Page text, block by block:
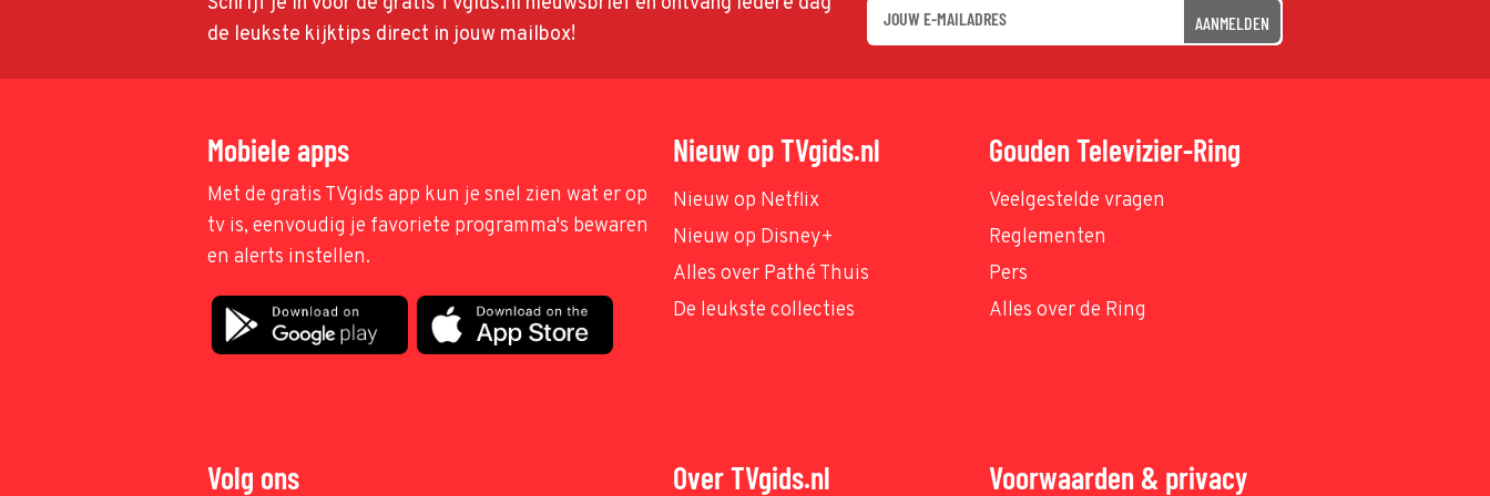
de leukste kijktips direct in jouw mailbox!
AANMELDEN
Mobiele apps
Met de gratis TVgids app kun je snel zien wat er op
tv is, eenvoudig je favoriete programma's bewaren
en alerts instellen.
Nieuw op TVgids.nl
Nieuw op Netflix
Nieuw op Disney+
Alles over Pathé Thuis
De leukste collecties
Gouden Televizier-Ring
Veelgestelde vragen
Reglementen
Pers
Alles over de Ring
Volg ons Over TVgids.nl Voorwaarden & privacy